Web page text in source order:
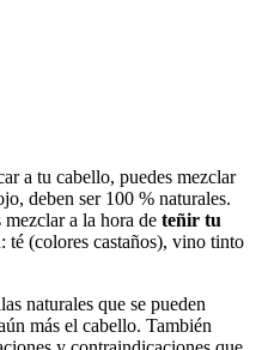
a tu cabello, puedes mezclar
deben ser 100 % naturales.
a la hora de teñir tu
té (colores castaños), vino tinto
naturales que se pueden
más el cabello. También